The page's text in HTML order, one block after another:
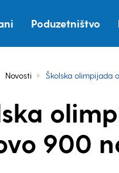
Poduzetništvo
Novosti Školska olimpijada
900